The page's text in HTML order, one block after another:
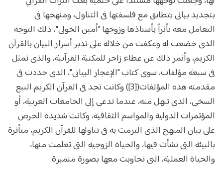
بتجديد بيانى يتطابق مع فلسفتها فى التناول، ومنهجها فى
التعامل معه تأثراً بأستاذها وزوجها "أمين الخولى"، ذلك التوجه
الذى خضعت له وعكفت من خلاله على تدبر أسرار البيان بالقرآن
الكريم، وأثمر ذلك عن عطاء زاخر للمكتبة القرآنية، والذى تمثل
فى سبعة مؤلفات، سوى كتاب "الإعجاز البيانى"، الذى حددت فى
مقدمته هذه المؤلفات([3]) وكانت تجد فى القرآن الكريم النبع
السخى، الذى تنهل منه، عندما تدعى إلى الجامعات العربية، أو
المؤتمرات الدولية والمواسم الثقافية، وكانت شديدة الحرص
على بيان المنهج الذى التزمت به فى تناولها للقرآن الكريم، متأثرة
بالبيئة التى نشأت فيها، والحياة الزوجية التى تعلمت منها،
والحياة العملية، التى تجاوبت معها بصورة متميزة.